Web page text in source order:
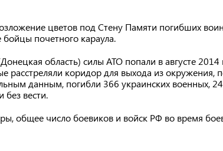
цветов под Стену Памяти погибших
почетного караула.
область) силы АТО попали в августе 2014
расстреляли коридор для выхода из окружения,
данным, погибли 366 украинских военных,
без вести.
общее число боевиков и войск РФ во время